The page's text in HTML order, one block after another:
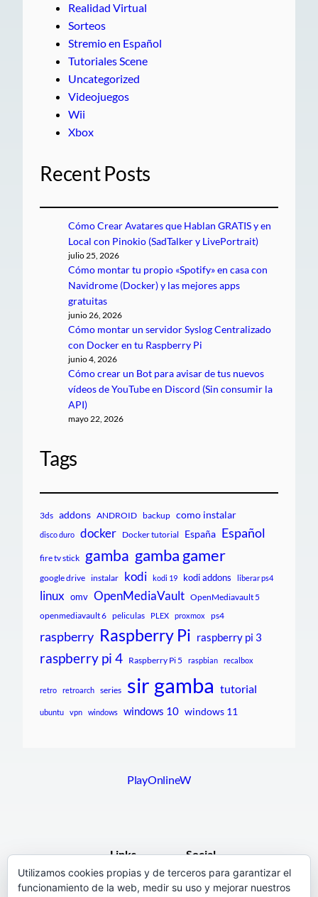
Realidad Virtual
Sorteos
Stremio en Español
Tutoriales Scene
Uncategorized
Videojuegos
Wii
Xbox
Recent Posts
Cómo Crear Avatares que Hablan GRATIS y en
Local con Pinokio (SadTalker y LivePortrait)
julio 25, 2026
Cómo montar tu propio «Spotify» en casa con
Navidrome (Docker) y las mejores apps
gratuitas
junio 26, 2026
Cómo montar un servidor Syslog Centralizado
con Docker en tu Raspberry Pi
junio 4, 2026
Cómo crear un Bot para avisar de tus nuevos
vídeos de YouTube en Discord (Sin consumir la
API)
mayo 22, 2026
Tags
3ds addons ANDROID backup como instalar
disco duro docker Docker tutorial España Español
fire tv stick gamba gamba gamer
google drive instalar kodi kodi 19 kodi addons liberar ps4
linux omv OpenMediaVault OpenMediavault 5
openmediavault 6 peliculas PLEX proxmox ps4
raspberry Raspberry Pi raspberry pi 3
raspberry pi 4 Raspberry Pi 5 raspbian recalbox
retro retroarch series sir gamba tutorial
ubuntu vpn windows windows 10 windows 11
PlayOnlineW
Links Social
Utilizamos cookies propias y de terceros para garantizar el
funcionamiento de la web, medir su uso y mejorar nuestros